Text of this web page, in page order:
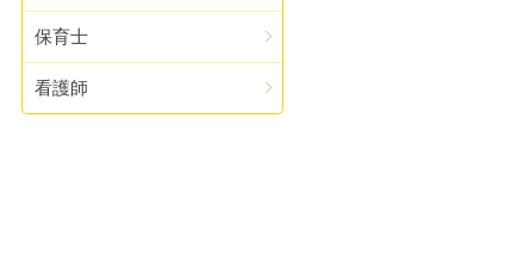
保育士
看護師